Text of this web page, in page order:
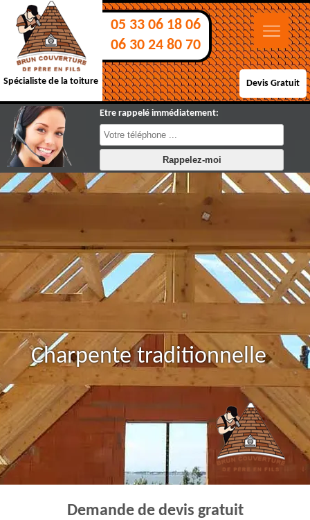
Spécialiste de la toiture
05 33 06 18 06
06 30 24 80 70
Devis Gratuit
Etre rappelé immédiatement:
Charpente traditionnelle
Demande de devis gratuit